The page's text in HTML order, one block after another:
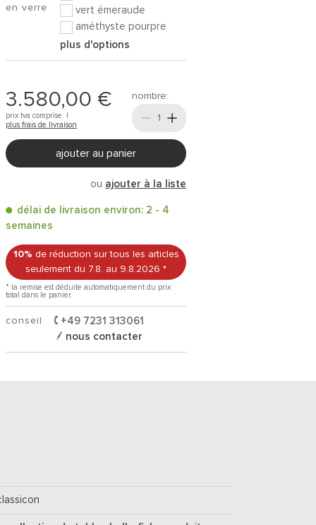
en verre
vert émeraude
améthyste pourpre
plus d'options
3.580,00 €
prix tva comprise |
plus frais de livraison
nombre:
ajouter au panier
ou ajouter à la liste
délai de livraison environ: 2 - 4
semaines
10% de réduction sur tous les articles
seulement du 7.8.
au 9.8.2026 *
* la remise est déduite automatiquement du prix
total dans le panier.
conseil
+49 7231 313061
nous contacter